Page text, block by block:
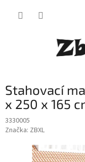
Stahovací
x 250 x 165
3330005
Značka: ZBXL